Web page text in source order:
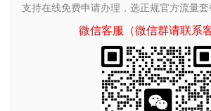
支持在线免费申请办理，选正规官方流量
微信客服（微信群请联系客